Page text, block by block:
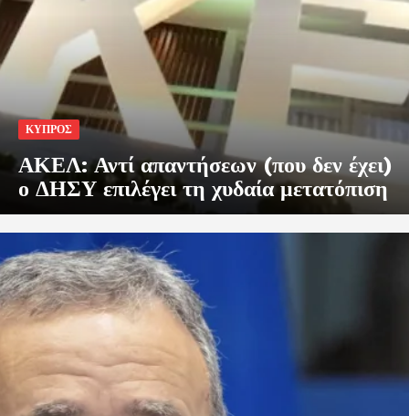
ΚΥΠΡΟΣ
ΑΚΕΛ: Αντί απαντήσεων (που δεν έχει)
ο ΔΗΣΥ επιλέγει τη χυδαία μετατόπιση